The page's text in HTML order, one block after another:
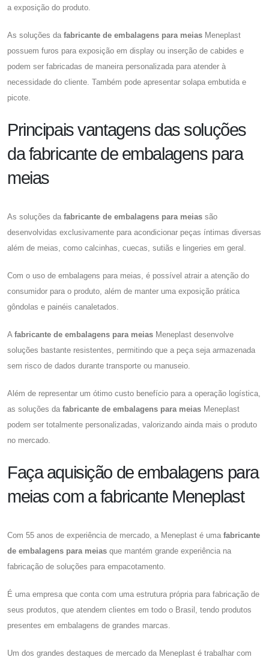
a exposição do produto.
As soluções da fabricante de embalagens para meias Meneplast
possuem furos para exposição em display ou inserção de cabides e
podem ser fabricadas de maneira personalizada para atender à
necessidade do cliente. Também pode apresentar solapa embutida e
picote.
Principais vantagens das soluções
da fabricante de embalagens para
meias
As soluções da fabricante de embalagens para meias são
desenvolvidas exclusivamente para acondicionar peças íntimas diversas
além de meias, como calcinhas, cuecas, sutiãs e lingeries em geral.
Com o uso de embalagens para meias, é possível atrair a atenção do
consumidor para o produto, além de manter uma exposição prática
gôndolas e painéis canaletados.
A fabricante de embalagens para meias Meneplast desenvolve
soluções bastante resistentes, permitindo que a peça seja armazenada
sem risco de dados durante transporte ou manuseio.
Além de representar um ótimo custo benefício para a operação logística,
as soluções da fabricante de embalagens para meias Meneplast
podem ser totalmente personalizadas, valorizando ainda mais o produto
no mercado.
Faça aquisição de embalagens para
meias com a fabricante Meneplast
Com 55 anos de experiência de mercado, a Meneplast é uma fabricante
de embalagens para meias que mantém grande experiência na
fabricação de soluções para empacotamento.
É uma empresa que conta com uma estrutura própria para fabricação de
seus produtos, que atendem clientes em todo o Brasil, tendo produtos
presentes em embalagens de grandes marcas.
Um dos grandes destaques de mercado da Meneplast é trabalhar com